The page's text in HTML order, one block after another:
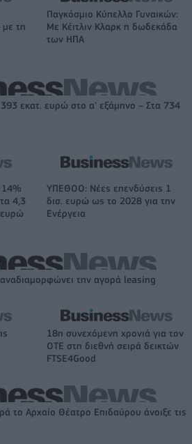
τη
Παγκόσμιο Κύπελλο Γυναικών:
Με Κέιτλιν Κλαρκ η δωδεκάδα
των ΗΠΑ
393 εκατ. ευρώ στο α' εξάμηνο – Στα 734
4,3
ΥΠΕΘΟΟ: Νέες επενδύσεις 1
δισ. ευρώ ως το 2028 για την
Ενέργεια
την αγορά leasing
18η συνεχόμενη χρονιά για τον
ΟΤΕ στη διεθνή σειρά δεικτών
FTSE4Good
το Αρχαίο Θέατρο Επιδαύρου άνοιξε τις